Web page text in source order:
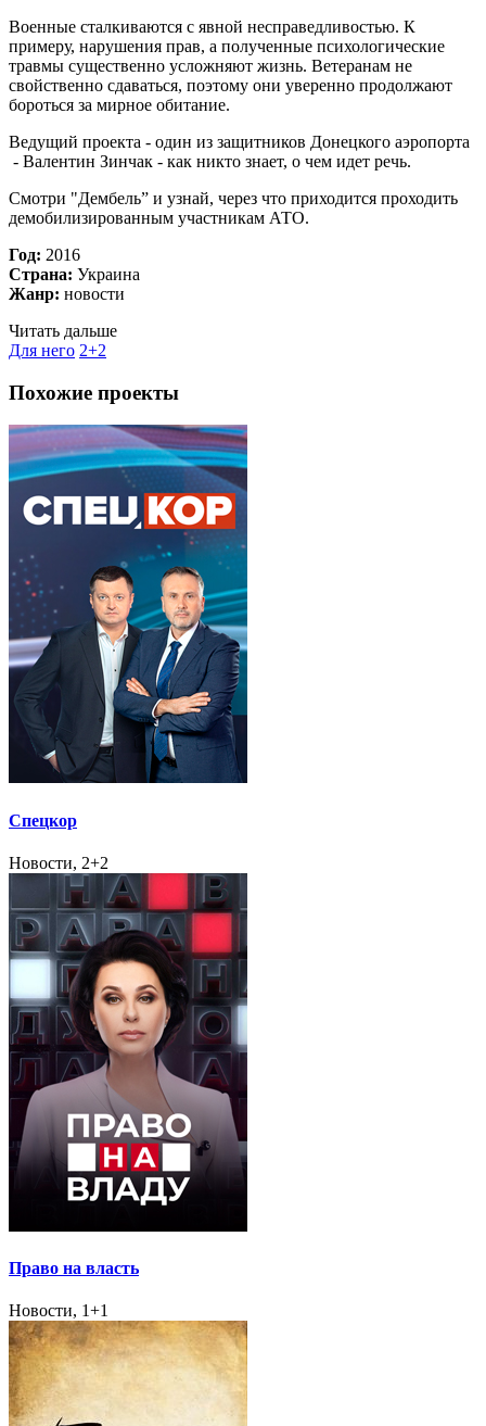
Военные сталкиваются с явной несправедливостью. К
примеру, нарушения прав, а полученные психологические
травмы существенно усложняют жизнь. Ветеранам не
свойственно сдаваться, поэтому они уверенно продолжают
бороться за мирное обитание.
Ведущий проекта - один из защитников Донецкого аэропорта
- Валентин Зинчак - как никто знает, о чем идет речь.
Смотри "Дембель” и узнай, через что приходится проходить
демобилизированным участникам АТО.
Год: 2016
Страна: Украина
Жанр: новости
Читать дальше
Для него 2+2
Похожие проекты
Спецкор
Новости, 2+2
Право на власть
Новости, 1+1